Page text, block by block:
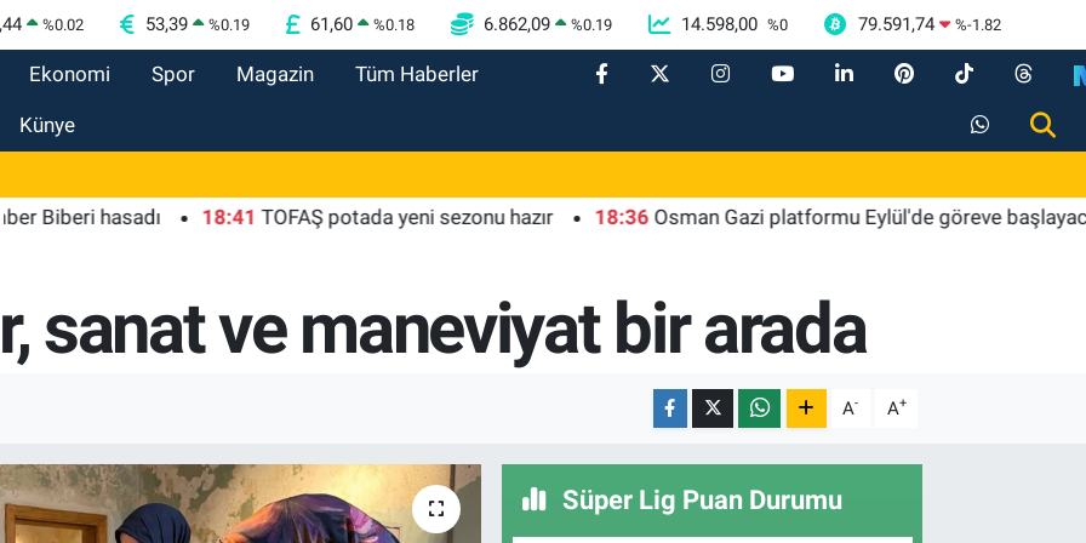
%0.02 53,39 %0.19 61,60 %0.18 6.862,09 %0.19 14.598,00 %0 79.591,74 %-1.82
Ekonomi Spor Magazin Tüm Haberler
Künye
hasadı 18:41 TOFAŞ potada yeni sezonu hazır 18:36 Osman Gazi platformu Eylül'de göreve başlayacak...
sanat ve maneviyat bir arada
A- A+
Süper Lig Puan Durumu